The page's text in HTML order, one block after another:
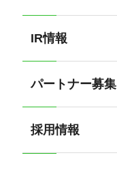
IR情報
パートナー募集
採用情報